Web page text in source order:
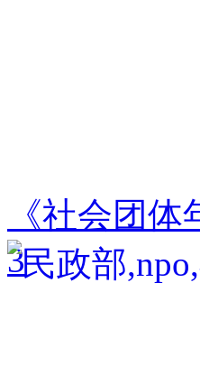
《社会团
3